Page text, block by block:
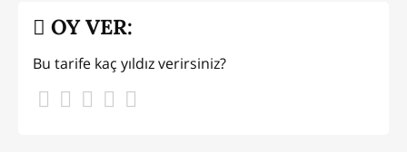
OY VER:
Bu tarife kaç yıldız verirsiniz?